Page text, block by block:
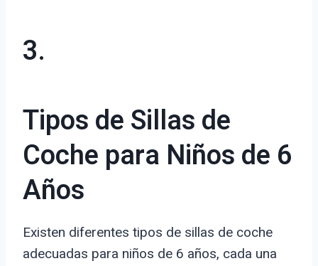
3.
Tipos de Sillas de
Coche para Niños de 6
Años
Existen diferentes tipos de sillas de coche
adecuadas para niños de 6 años, cada una